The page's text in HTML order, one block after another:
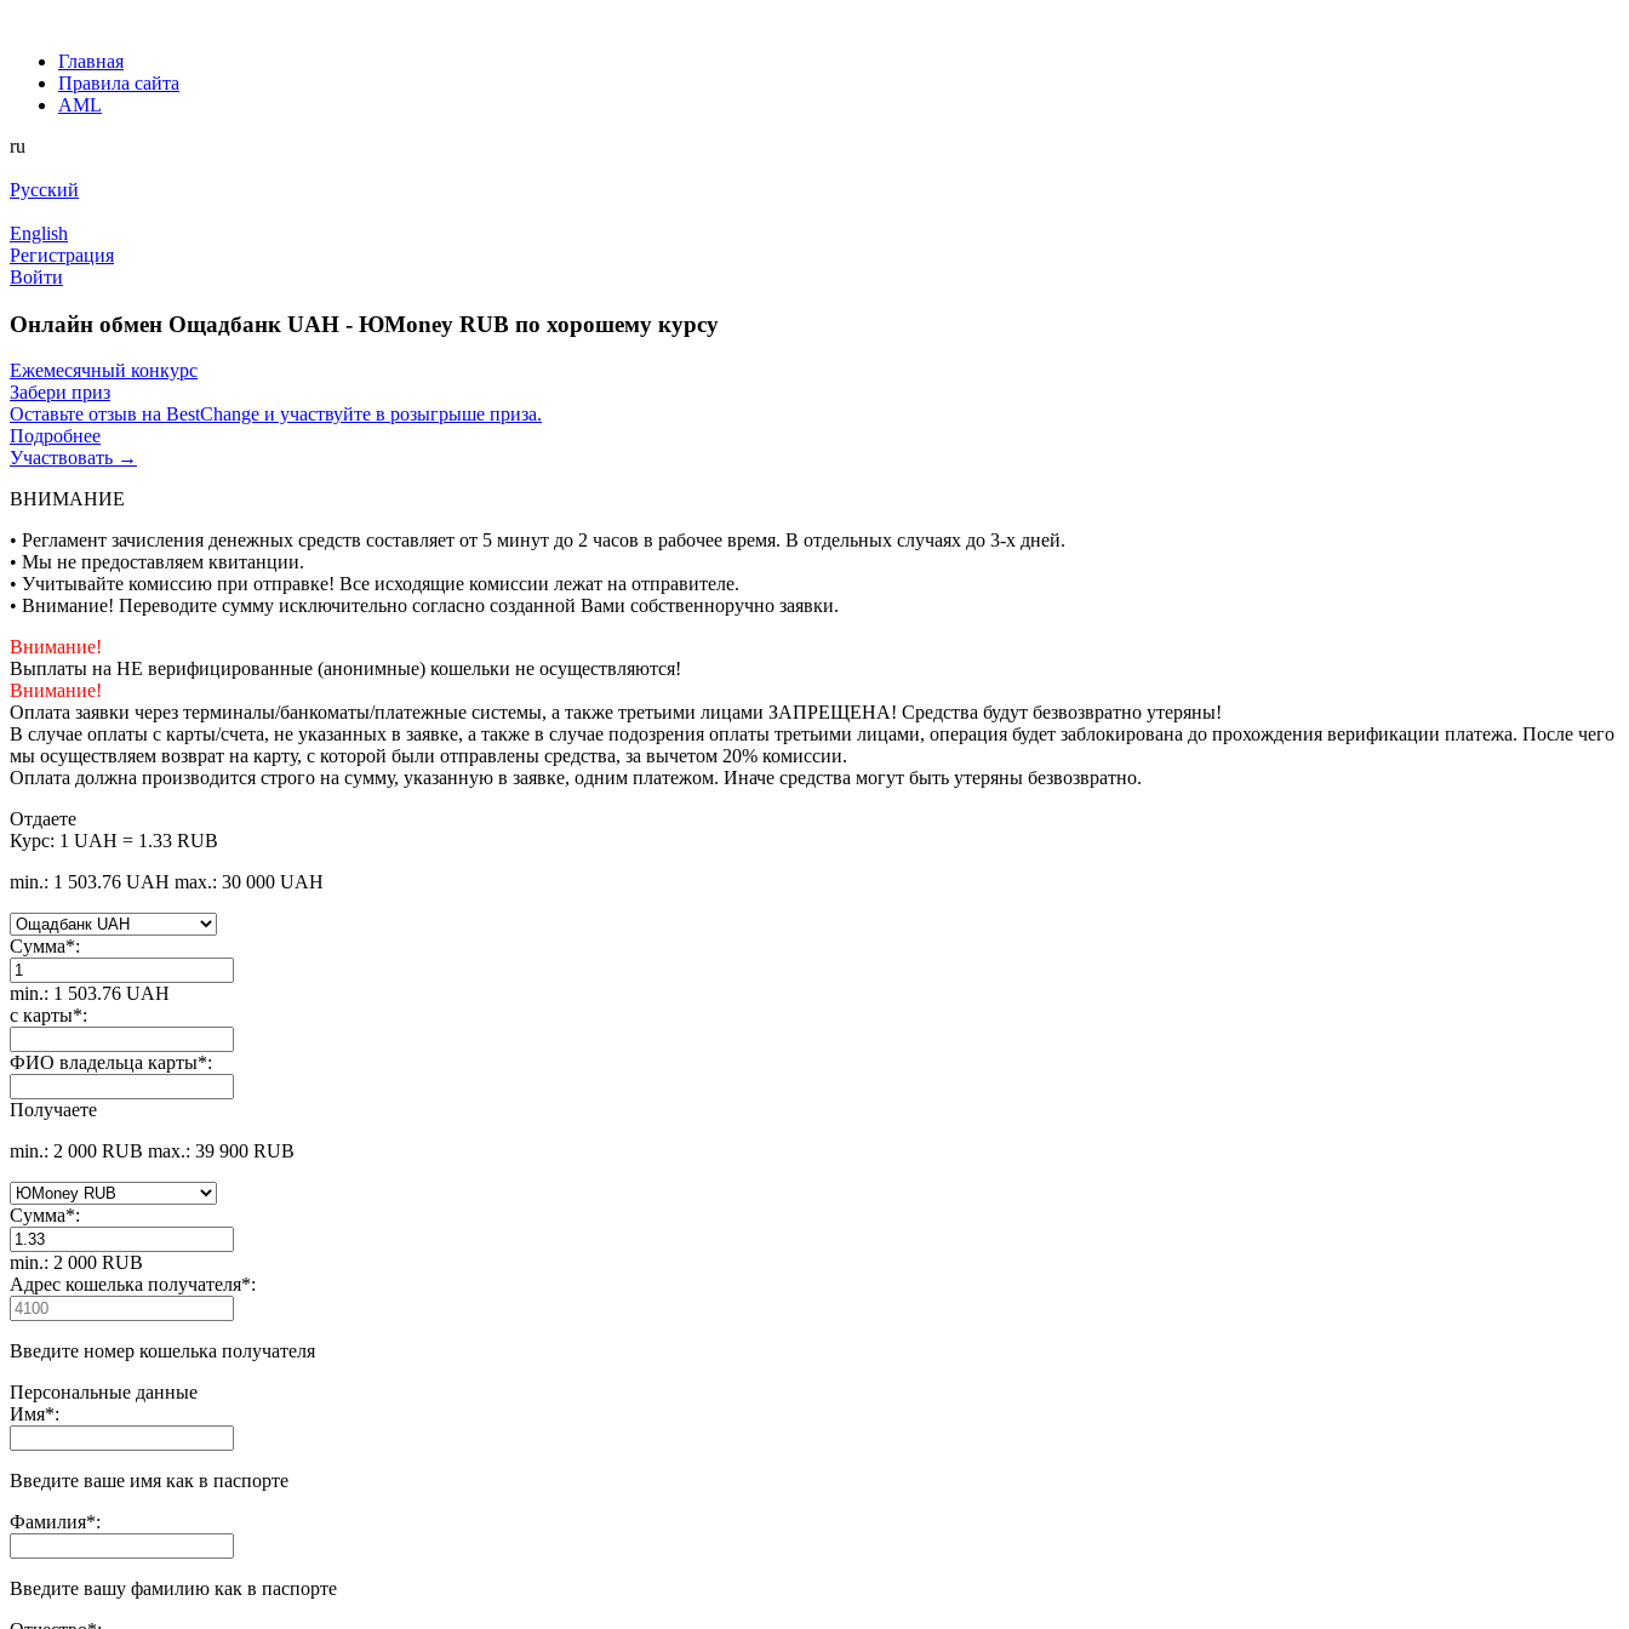
Главная
Правила сайта
AML
ru
Русский
English
Регистрация
Войти
Онлайн обмен Ощадбанк UAH - ЮMoney RUB по хорошему курсу
Ежемесячный конкурс
Забери приз
Оставьте отзыв на BestChange и участвуйте в розыгрыше приза.
Подробнее
Участвовать →
ВНИМАНИЕ
• Регламент зачисления денежных средств составляет от 5 минут до 2 часов в рабочее время. В отдельных случаях до 3-х дней.
• Мы не предоставляем квитанции.
• Учитывайте комиссию при отправке! Все исходящие комиссии лежат на отправителе.
• Внимание! Переводите сумму исключительно согласно созданной Вами собственноручно заявки.
Внимание!
Выплаты на НЕ верифицированные (анонимные) кошельки не осуществляются!
Внимание!
Оплата заявки через терминалы/банкоматы/платежные системы, а также третьими лицами ЗАПРЕЩЕНА! Средства будут безвозвратно утеряны!
В случае оплаты с карты/счета, не указанных в заявке, а также в случае подозрения оплаты третьими лицами, операция будет заблокирована до прохождения верификации платежа. После чего
мы осуществляем возврат на карту, с которой были отправлены средства, за вычетом 20% комиссии.
Оплата должна производится строго на сумму, указанную в заявке, одним платежом. Иначе средства могут быть утеряны безвозвратно.
Отдаете
Курс: 1 UAH = 1.33 RUB
min.: 1 503.76 UAH max.: 30 000 UAH
Сумма*:
min.: 1 503.76 UAH
с карты*:
ФИО владельца карты*:
Получаете
min.: 2 000 RUB max.: 39 900 RUB
Сумма*:
min.: 2 000 RUB
Адрес кошелька получателя*:
Введите номер кошелька получателя
Персональные данные
Имя*:
Введите ваше имя как в паспорте
Фамилия*:
Введите вашу фамилию как в паспорте